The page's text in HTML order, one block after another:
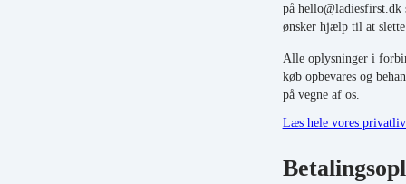
på hello@ladiesfirst.dk
ønsker hjælp til at
Alle oplysninger i
køb opbevares og
på vegne af os.
Læs hele vores